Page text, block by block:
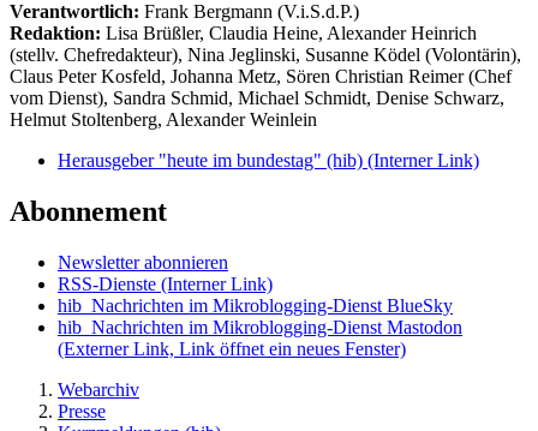
Verantwortlich: Frank Bergmann (V.i.S.d.P.)
Redaktion: Lisa Brüßler, Claudia Heine, Alexander Heinrich
(stellv. Chefredakteur), Nina Jeglinski, Susanne Ködel (Volontärin),
Claus Peter Kosfeld, Johanna Metz, Sören Christian Reimer (Chef
vom Dienst), Sandra Schmid, Michael Schmidt, Denise Schwarz,
Helmut Stoltenberg, Alexander Weinlein
Herausgeber "heute im bundestag" (hib) (Interner Link)
Abonnement
Newsletter abonnieren
RSS-Dienste (Interner Link)
hib_Nachrichten im Mikroblogging-Dienst BlueSky
hib_Nachrichten im Mikroblogging-Dienst Mastodon
(Externer Link, Link öffnet ein neues Fenster)
Webarchiv
Presse